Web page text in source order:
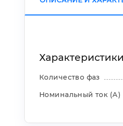
Характеристики
Количество фаз
Номинальный ток (А)